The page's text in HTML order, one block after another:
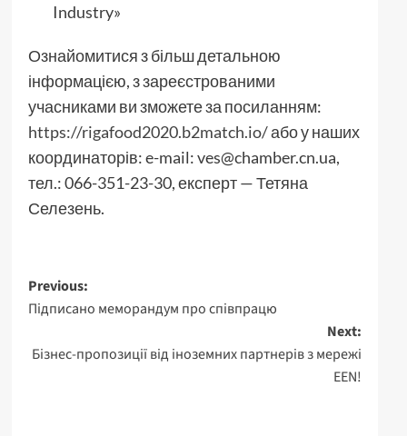
Industry»
Ознайомитися з більш детальною
інформацією, з зареєстрованими
учасниками ви зможете за посиланням:
https://rigafood2020.b2match.io/або у наших
координаторів: e-mail: ves@chamber.cn.ua,
тел.: 066-351-23-30, експерт — Тетяна
Селезень.
Post
navigation
Previous:
Підписано меморандум про співпрацю
Next:
Бізнес-пропозиції від іноземних партнерів з мережі
EEN!